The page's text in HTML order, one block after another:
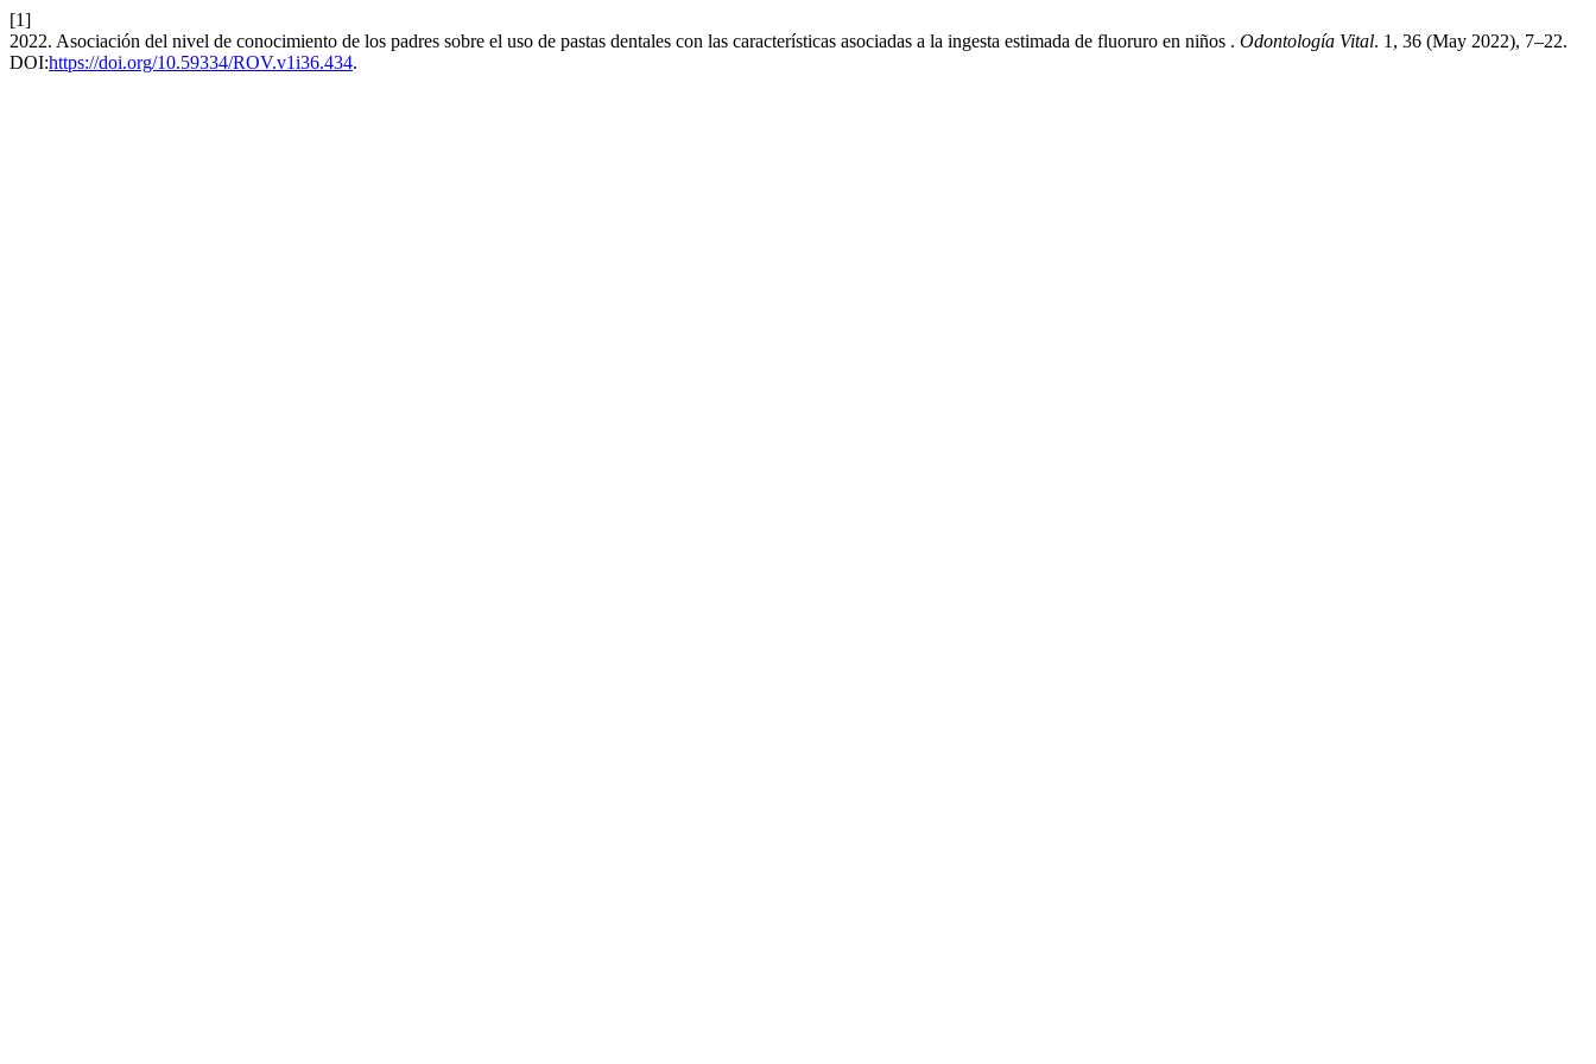
[1]
2022. Asociación del nivel de conocimiento de los padres sobre el uso de pastas dentales con las características asociadas a la ingesta estimada de fluoruro en niños . Odontología Vital. 1, 36 (May 2022), 7–22.
DOI:https://doi.org/10.59334/ROV.v1i36.434.